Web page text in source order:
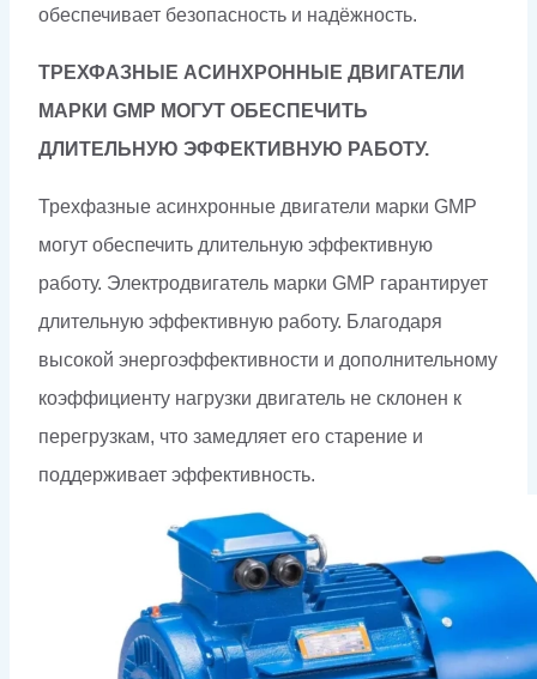
обеспечивает безопасность и надёжность.
ТРЕХФАЗНЫЕ АСИНХРОННЫЕ ДВИГАТЕЛИ
МАРКИ GMP МОГУТ ОБЕСПЕЧИТЬ
ДЛИТЕЛЬНУЮ ЭФФЕКТИВНУЮ РАБОТУ.
Трехфазные асинхронные двигатели марки GMP
могут обеспечить длительную эффективную
работу. Электродвигатель марки GMP гарантирует
длительную эффективную работу. Благодаря
высокой энергоэффективности и дополнительному
коэффициенту нагрузки двигатель не склонен к
перегрузкам, что замедляет его старение и
поддерживает эффективность.